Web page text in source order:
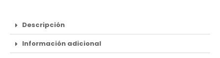
Descripción
Información adicional